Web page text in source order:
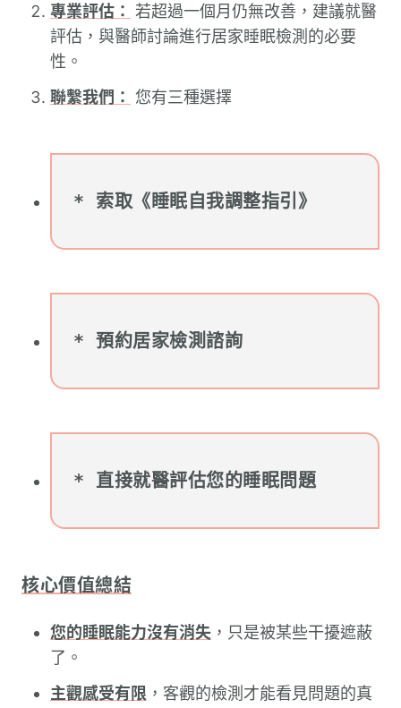
專業評估：
若超過一個月仍無改善，建議就醫
評估，與醫師討論進行居家睡眠檢測的必要
性。
聯繫我們： 您有三種選擇
核心價值總結
您的睡眠能力沒有消失 ，只是被某些干擾遮蔽
了。
主觀感受有限 ，客觀的檢測才能看見問題的真